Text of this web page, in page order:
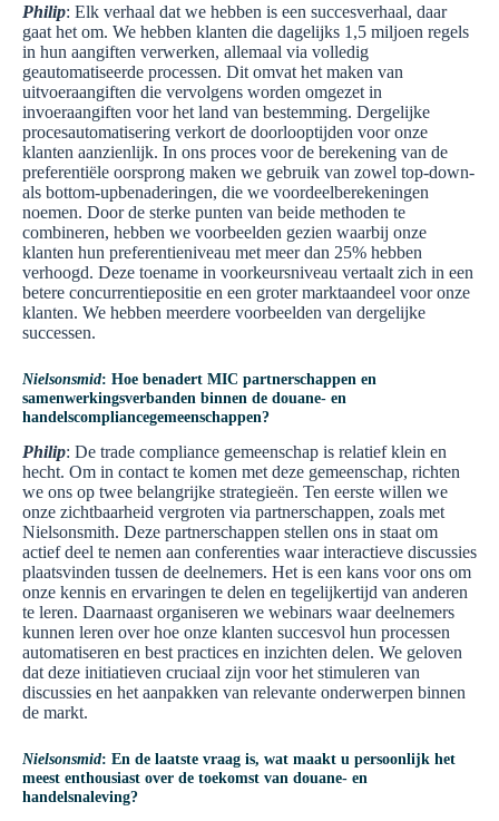
Philip: Elk verhaal dat we hebben is een succesverhaal, daar
gaat het om. We hebben klanten die dagelijks 1,5 miljoen regels
in hun aangiften verwerken, allemaal via volledig
geautomatiseerde processen. Dit omvat het maken van
uitvoeraangiften die vervolgens worden omgezet in
invoeraangiften voor het land van bestemming. Dergelijke
procesautomatisering verkort de doorlooptijden voor onze
klanten aanzienlijk. In ons proces voor de berekening van de
preferentiële oorsprong maken we gebruik van zowel top-down-
als bottom-upbenaderingen, die we voordeelberekeningen
noemen. Door de sterke punten van beide methoden te
combineren, hebben we voorbeelden gezien waarbij onze
klanten hun preferentieniveau met meer dan 25% hebben
verhoogd. Deze toename in voorkeursniveau vertaalt zich in een
betere concurrentiepositie en een groter marktaandeel voor onze
klanten. We hebben meerdere voorbeelden van dergelijke
successen.
Nielsonsmid: Hoe benadert MIC partnerschappen en
samenwerkingsverbanden binnen de douane- en
handelscompliancegemeenschappen?
Philip: De trade compliance gemeenschap is relatief klein en
hecht. Om in contact te komen met deze gemeenschap, richten
we ons op twee belangrijke strategieën. Ten eerste willen we
onze zichtbaarheid vergroten via partnerschappen, zoals met
Nielsonsmith. Deze partnerschappen stellen ons in staat om
actief deel te nemen aan conferenties waar interactieve discussies
plaatsvinden tussen de deelnemers. Het is een kans voor ons om
onze kennis en ervaringen te delen en tegelijkertijd van anderen
te leren. Daarnaast organiseren we webinars waar deelnemers
kunnen leren over hoe onze klanten succesvol hun processen
automatiseren en best practices en inzichten delen. We geloven
dat deze initiatieven cruciaal zijn voor het stimuleren van
discussies en het aanpakken van relevante onderwerpen binnen
de markt.
Nielsonsmid: En de laatste vraag is, wat maakt u persoonlijk het
meest enthousiast over de toekomst van douane- en
handelsnaleving?